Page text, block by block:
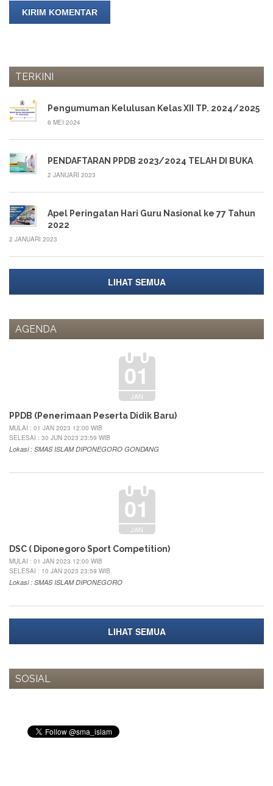
TERKINI
Pengumuman Kelulusan Kelas XII TP. 2024/2025
6 MEI 2024
PENDAFTARAN PPDB 2023/2024 TELAH DI BUKA
2 JANUARI 2023
Apel Peringatan Hari Guru Nasional ke 77 Tahun
2022
2 JANUARI 2023
LIHAT SEMUA
AGENDA
01
JAN
PPDB (Penerimaan Peserta Didik Baru)
MULAI : 01 JAN 2023 12:00 WIB
SELESAI : 30 JUN 2023 23:59 WIB
Lokasi : SMAS ISLAM DIPONEGORO GONDANG
01
JAN
DSC ( Diponegoro Sport Competition)
MULAI : 01 JAN 2023 12:00 WIB
SELESAI : 10 JAN 2023 23:59 WIB
Lokasi : SMAS ISLAM DIPONEGORO
LIHAT SEMUA
SOSIAL